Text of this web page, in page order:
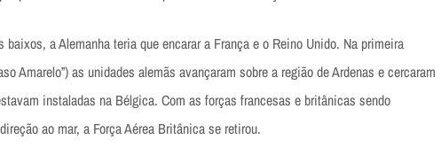
baixos, a Alemanha teria que encarar a França e o Reino Unido. Na primeira
Amarelo”) as unidades alemãs avançaram sobre a região de Ardenas e cercaram
instaladas na Bélgica. Com as forças francesas e britânicas sendo
ao mar, a Força Aérea Britânica se retirou.